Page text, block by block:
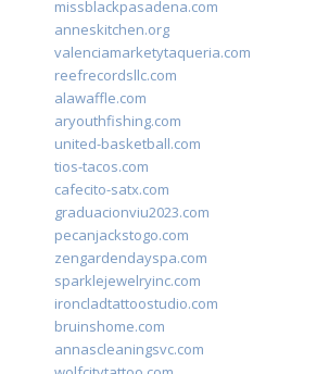
missblackpasadena.com
anneskitchen.org
valenciamarketytaqueria.com
reefrecordsllc.com
alawaffle.com
aryouthfishing.com
united-basketball.com
tios-tacos.com
cafecito-satx.com
graduacionviu2023.com
pecanjackstogo.com
zengardendayspa.com
sparklejewelryinc.com
ironcladtattoostudio.com
bruinshome.com
annascleaningsvc.com